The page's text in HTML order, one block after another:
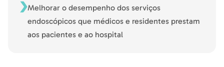
Melhorar o desempenho dos serviços
endoscópicos que médicos e residentes prestam
aos pacientes e ao hospital